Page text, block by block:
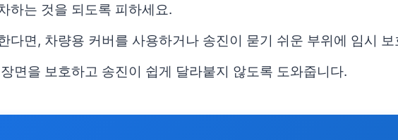
하는 것을 되도록 피하세요.
다면, 차량용 커버를 사용하거나 송진이 묻기 쉬운 부위에 임시
면을 보호하고 송진이 쉽게 달라붙지 않도록 도와줍니다.